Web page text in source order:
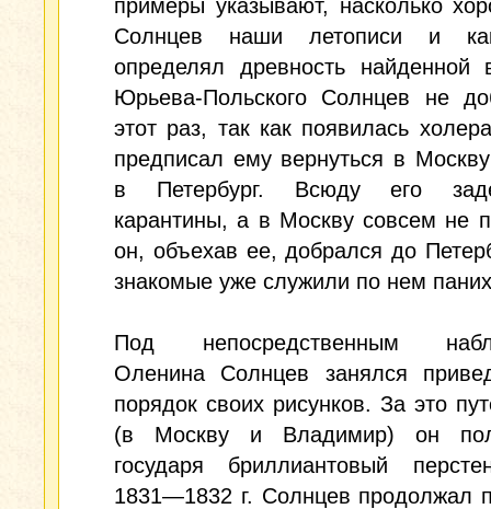
примеры указывают, насколько
Солнцев наши летописи и
определял древность
Юрьева-Польского Солнцев не
этот раз, так как появилась
предписал ему вернуться в
в Петербург. Всюду его
карантины, а в Москву совсем не
он, объехав ее, добрался до
знакомые уже служили по нем
Под непосредственным
Оленина Солнцев занялся
порядок своих рисунков. За это
(в Москву и Владимир) он
государя бриллиантовый
1831—1832 г. Солнцев продолжал